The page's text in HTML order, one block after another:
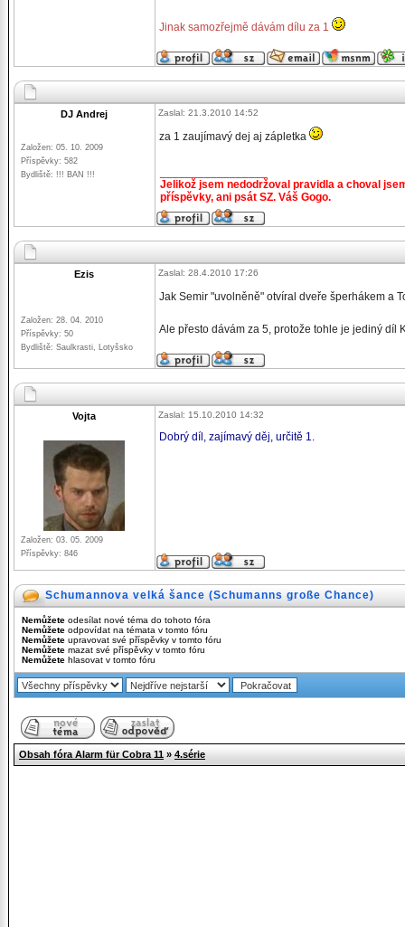
Jinak samozřejmě dávám dílu za 1
DJ Andrej
Založen: 05. 10. 2009
Příspěvky: 582
Bydliště: !!! BAN !!!
Zaslal: 21.3.2010 14:52
za 1 zaujímavý dej aj zápletka
Jelikož jsem nedodržoval pravidla a choval
příspěvky, ani psát SZ. Váš Gogo.
Ezis
Založen: 28. 04. 2010
Příspěvky: 50
Bydliště: Saulkrasti, Lotyšsko
Zaslal: 28.4.2010 17:26
Jak Semir "uvolněně" otvíral dveře šperhákem a
Ale přesto dávám za 5, protože tohle je jediný díl
Vojta
Založen: 03. 05. 2009
Příspěvky: 846
Zaslal: 15.10.2010 14:32
Dobrý díl, zajímavý děj, určitě 1.
Schumannova velká šance (Schumanns große Chance)
Nemůžete odesílat nové téma do tohoto fóra
Nemůžete odpovídat na témata v tomto fóru
Nemůžete upravovat své příspěvky v tomto fóru
Nemůžete mazat své příspěvky v tomto fóru
Nemůžete hlasovat v tomto fóru
Obsah fóra Alarm für Cobra 11 » 4.série